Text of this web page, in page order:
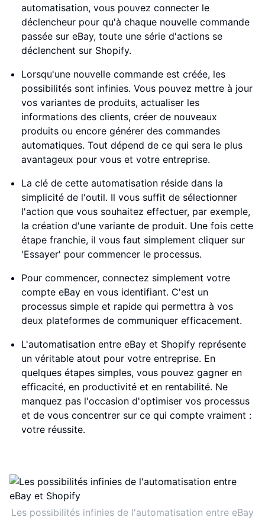
automatisation, vous pouvez connecter le
déclencheur pour qu'à chaque nouvelle commande
passée sur eBay, toute une série d'actions se
déclenchent sur Shopify.
Lorsqu'une nouvelle commande est créée, les
possibilités sont infinies. Vous pouvez mettre à jour
vos variantes de produits, actualiser les
informations des clients, créer de nouveaux
produits ou encore générer des commandes
automatiques. Tout dépend de ce qui sera le plus
avantageux pour vous et votre entreprise.
La clé de cette automatisation réside dans la
simplicité de l'outil. Il vous suffit de sélectionner
l'action que vous souhaitez effectuer, par exemple,
la création d'une variante de produit. Une fois cette
étape franchie, il vous faut simplement cliquer sur
'Essayer' pour commencer le processus.
Pour commencer, connectez simplement votre
compte eBay en vous identifiant. C'est un
processus simple et rapide qui permettra à vos
deux plateformes de communiquer efficacement.
L'automatisation entre eBay et Shopify représente
un véritable atout pour votre entreprise. En
quelques étapes simples, vous pouvez gagner en
efficacité, en productivité et en rentabilité. Ne
manquez pas l'occasion d'optimiser vos processus
et de vous concentrer sur ce qui compte vraiment :
votre réussite.
Les possibilités infinies de l'automatisation entre eBay